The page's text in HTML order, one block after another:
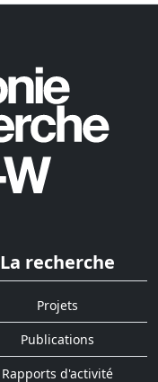
La recherche
Projets
Publications
Rapports d'activité